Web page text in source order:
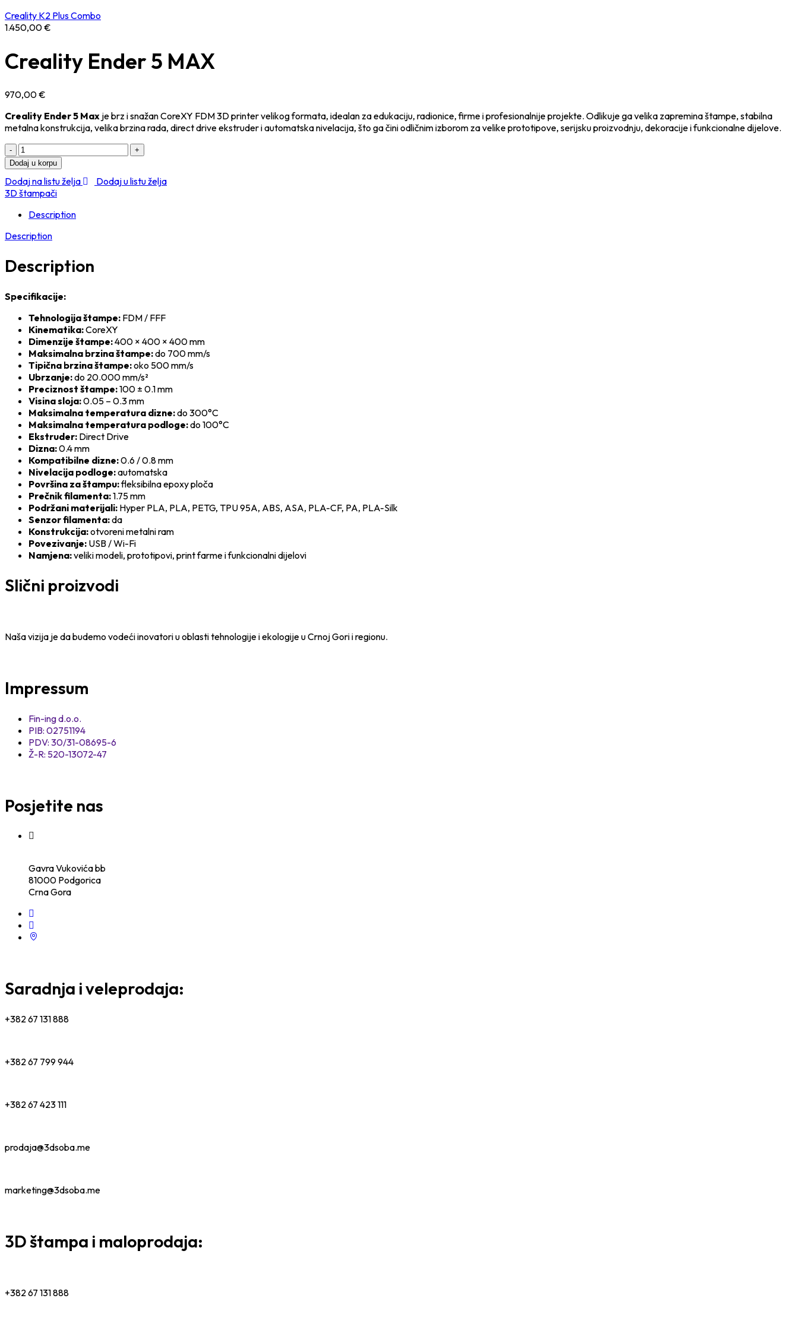
Creality K2 Plus Combo
1.450,00€
Creality Ender 5 MAX
970,00€
Creality Ender 5 Max je brz i snažan CoreXY FDM 3D printer velikog formata, idealan za edukaciju, radionice, firme i profesionalnije projekte. Odlikuje ga velika zapremina štampe, stabilna
metalna konstrukcija, velika brzina rada, direct drive ekstruder i automatska nivelacija, što ga čini odličnim izborom za velike prototipove, serijsku proizvodnju, dekoracije i funkcionalne dijelove.
Dodaj u korpu
Dodaj na listu želja
Dodaj u listu želja
3D štampači
Description
Description
Description
Specifikacije:
Tehnologija štampe: FDM / FFF
Kinematika:CoreXY
Dimenzije štampe:400 × 400 × 400 mm
Maksimalna brzina štampe:do 700 mm/s
Tipična brzina štampe:oko 500 mm/s
Ubrzanje:do 20.000 mm/s²
Preciznost štampe:100 ± 0.1 mm
Visina sloja:0.05 – 0.3 mm
Maksimalna temperatura dizne:do 300°C
Maksimalna temperatura podloge:do 100°C
Ekstruder: Direct Drive
Dizna:0.4 mm
Kompatibilne dizne:0.6 / 0.8 mm
Nivelacija podloge:automatska
Površina za štampu:fleksibilna epoxy ploča
Prečnik filamenta:1.75 mm
Podržani materijali: Hyper PLA, PLA, PETG, TPU 95A, ABS, ASA, PLA-CF, PA, PLA-Silk
Senzor filamenta:da
Konstrukcija:otvoreni metalni ram
Povezivanje: USB / Wi-Fi
Namjena:veliki modeli, prototipovi, print farme i funkcionalni dijelovi
Slični proizvodi
Naša vizija je da budemo vodeći inovatori u oblasti tehnologije i ekologije u Crnoj Gori i regionu.
Impressum
Fin-ing d.o.o.
PIB: 02751194
PDV: 30/31-08695-6
Ž-R: 520-13072-47
Posjetite nas
Gavra Vukovića bb
81000 Podgorica
Crna Gora
Saradnja i veleprodaja:
+382 67 131 888
+382 67 799 944
+382 67 423 111
prodaja@3dsoba.me
marketing@3dsoba.me
3D štampa i maloprodaja:
+382 67 131 888